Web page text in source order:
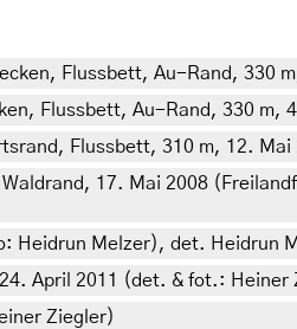
Flussbett, Au-Rand, 330
Flussbett, Au-Rand, 330 m,
Flussbett, 310 m, 12.
17. Mai 2008
Heidrun Melzer), det. Heidrun
April 2011 (det. & fot.: Heiner
Ziegler)